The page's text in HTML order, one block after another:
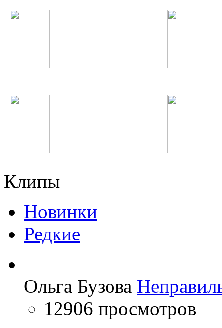
Клипы
Новинки
Редкие
Ольга Бузова
12906 просмотров